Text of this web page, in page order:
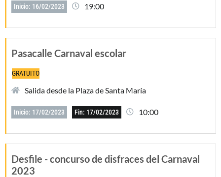
Inicio: 16/02/2023 19:00
Pasacalle Carnaval escolar
GRATUITO
Salida desde la Plaza de Santa María
Inicio: 17/02/2023 Fin: 17/02/2023 10:00
Desfile - concurso de disfraces del Carnaval
2023